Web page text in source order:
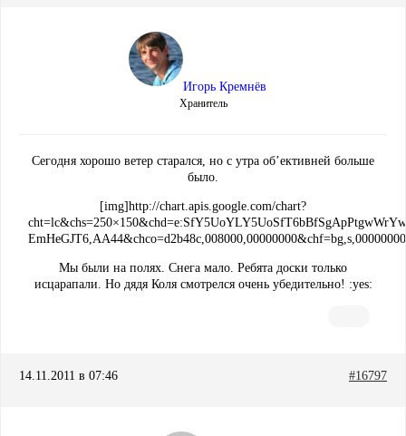
Игорь Кремнёв
Хранитель
Сегодня хорошо ветер старался, но с утра об’ективней больше
было.
[img]http://chart.apis.google.com/chart?
Мы были на полях. Снега мало. Ребята доски только
исцарапали. Но дядя Коля смотрелся очень убедительно! :yes:
14.11.2011 в 07:46 #16797